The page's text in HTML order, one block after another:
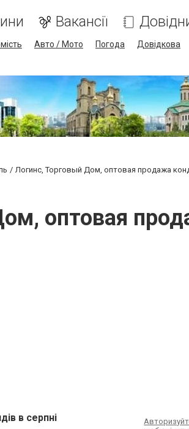
Вакансії
Авто / Мото Погода Довідкова
Логинс, Торговый Дом, оптовая продажа
оптовая
в серпні